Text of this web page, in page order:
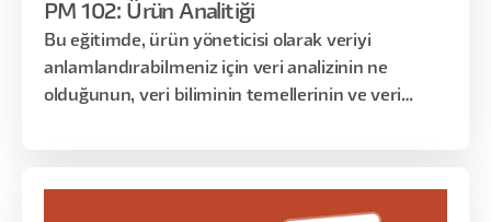
PM 102: Ürün Analitiği
Bu eğitimde, ürün yöneticisi olarak veriyi
anlamlandırabilmeniz için veri analizinin ne
olduğunun, veri biliminin temellerinin ve veri